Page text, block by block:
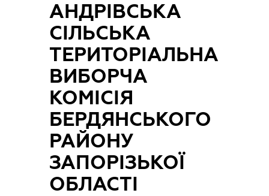
АНДРІВСЬКА
СІЛЬСЬКА
ТЕРИТОРІАЛЬНА
ВИБОРЧА
КОМІСІЯ
БЕРДЯНСЬКОГО
РАЙОНУ
ЗАПОРІЗЬКОЇ
ОБЛАСТІ